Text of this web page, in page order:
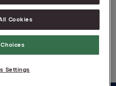
Jordan, Mollers
P20, Perspirex
Cookies
Settings